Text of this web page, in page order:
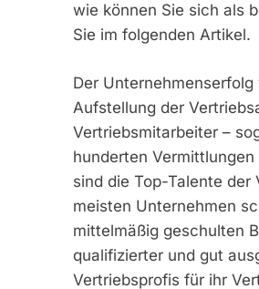
wie können Sie sich als
Sie im folgenden Artikel.
Der
Aufstellung der
Vertriebsmitarbeiter –
hunderten
sind die Top-Talente
meisten Unternehmen
mittelmäßig geschulten
qualifizierter und gut
Vertriebsprofis für ihr